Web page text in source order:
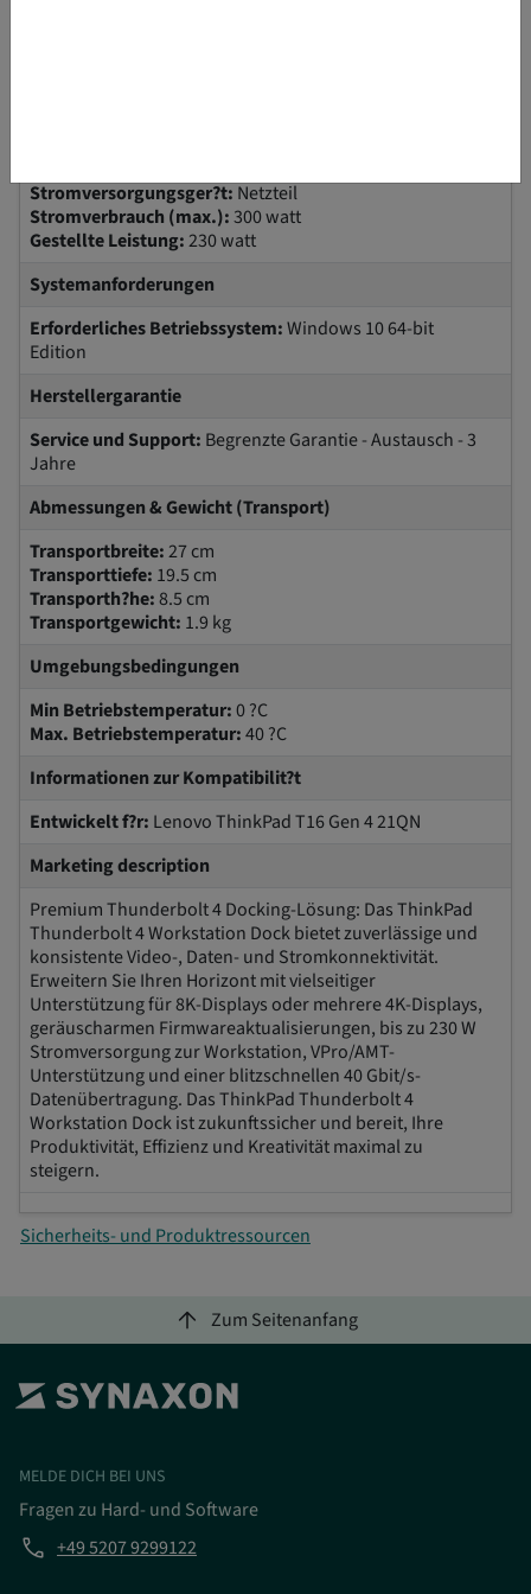
Stromversorgungsger?t: Netzteil
Stromverbrauch (max.):300 watt
Gestellte Leistung:230 watt
Systemanforderungen
Erforderliches Betriebssystem:Windows 10 64-bit
Edition
Herstellergarantie
Service und Support: Begrenzte Garantie - Austausch - 3
Jahre
Abmessungen & Gewicht (Transport)
Transportbreite:27 cm
Transporttiefe: 19.5 cm
Transporth?he:8.5 cm
Transportgewicht: 1.9 kg
Umgebungsbedingungen
Min Betriebstemperatur:0 ?C
Max. Betriebstemperatur:40 ?C
Informationen zur Kompatibilit?t
Entwickelt f?r: Lenovo ThinkPad T16 Gen 4 21QN
Marketing description
Premium Thunderbolt 4 Docking-Lösung: Das ThinkPad
Thunderbolt 4 Workstation Dock bietet zuverlässige und
konsistente Video-, Daten- und Stromkonnektivität.
Erweitern Sie Ihren Horizont mit vielseitiger
Unterstützung für 8K-Displays oder mehrere 4K-Displays,
geräuscharmen Firmwareaktualisierungen, bis zu 230 W
Stromversorgung zur Workstation, VPro/AMT-
Unterstützung und einer blitzschnellen 40 Gbit/s-
Datenübertragung. Das ThinkPad Thunderbolt 4
Workstation Dock ist zukunftssicher und bereit, Ihre
Produktivität, Effizienz und Kreativität maximal zu
steigern.
Sicherheits- und Produktressourcen
arrow_upward Zum Seitenanfang
MELDE DICH BEI UNS
Fragen zu Hard- und Software
phone +49 5207 9299122